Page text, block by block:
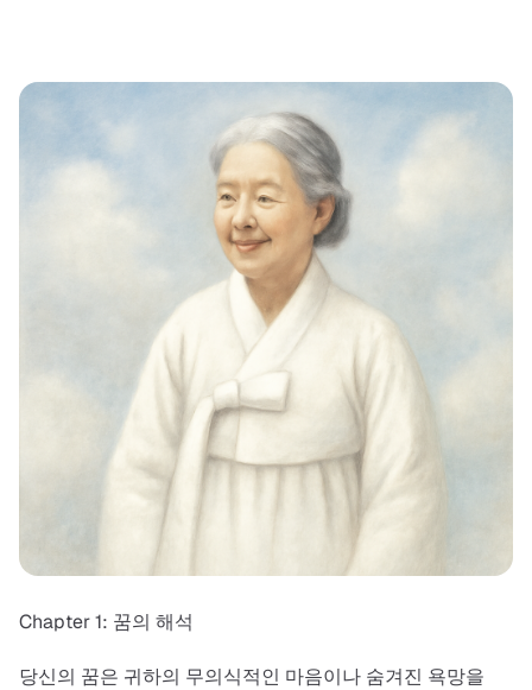
Chapter 1: 꿈의 해석
당신의 꿈은 귀하의 무의식적인 마음이나 숨겨진 욕망을